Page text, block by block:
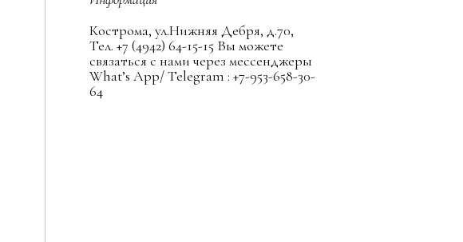
Кострома, ул.Нижняя Дебря, д.70,
Тел. +7 (4942) 64-15-15 Вы можете
связаться с нами через мессенджеры
What’s App/ Telegram : +7-953-658-30-
64